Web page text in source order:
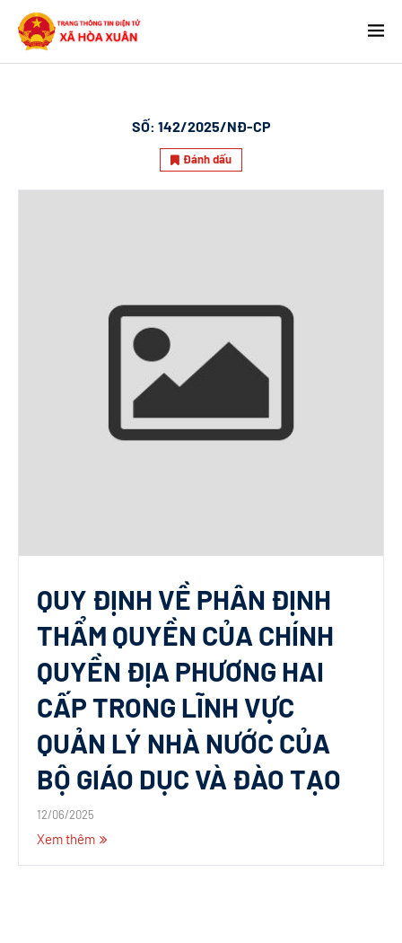
SỐ: 142/2025/NĐ-CP
Đánh dấu
QUY ĐỊNH VỀ PHÂN ĐỊNH
THẨM QUYỀN CỦA CHÍNH
QUYỀN ĐỊA PHƯƠNG HAI
CẤP TRONG LĨNH VỰC
QUẢN LÝ NHÀ NƯỚC CỦA
BỘ GIÁO DỤC VÀ ĐÀO TẠO
12/06/2025
Xem thêm